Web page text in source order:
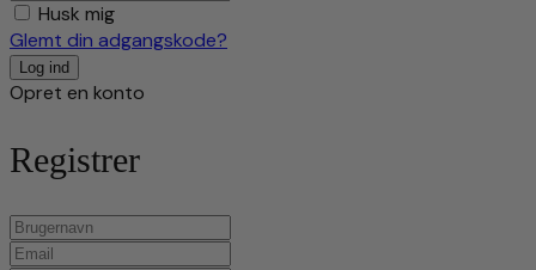
Husk mig
Glemt din adgangskode?
Opret en konto
Registrer